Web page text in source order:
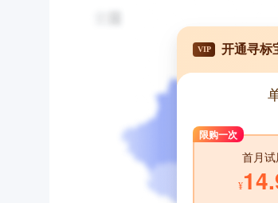
VIP 开通寻标
限购一次
首月试
¥